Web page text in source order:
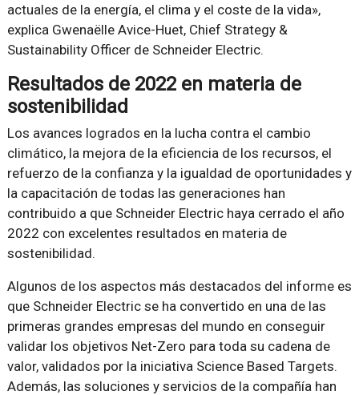
actuales de la energía, el clima y el coste de la vida»,
explica Gwenaëlle Avice-Huet, Chief Strategy &
Sustainability Officer de Schneider Electric.
Resultados de 2022 en materia de
sostenibilidad
Los avances logrados en la lucha contra el cambio
climático, la mejora de la eficiencia de los recursos, el
refuerzo de la confianza y la igualdad de oportunidades y
la capacitación de todas las generaciones han
contribuido a que Schneider Electric haya cerrado el año
2022 con excelentes resultados en materia de
sostenibilidad.
Algunos de los aspectos más destacados del informe es
que Schneider Electric se ha convertido en una de las
primeras grandes empresas del mundo en conseguir
validar los objetivos Net-Zero para toda su cadena de
valor, validados por la iniciativa Science Based Targets.
Además, las soluciones y servicios de la compañía han